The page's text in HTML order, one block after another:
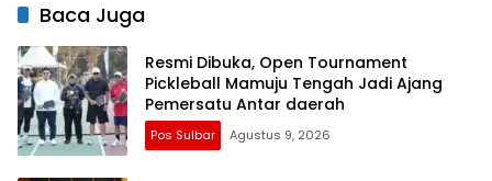
Baca Juga
Resmi Dibuka, Open Tournament
Pickleball Mamuju Tengah Jadi Ajang
Pemersatu Antar daerah
Pos Sulbar Agustus 9, 2026